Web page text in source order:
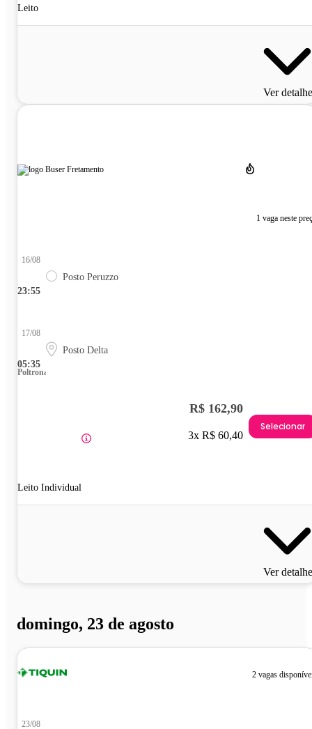
Leito
Ver
1 vaga neste
23:55
16/08
Posto Peruzzo
05:35
17/08
Posto Delta
Poltrona
Leito Individual
R$ 162,90
3x R$ 60,40
Selecionar
Ver
domingo, 23 de agosto
2 vagas
23/08